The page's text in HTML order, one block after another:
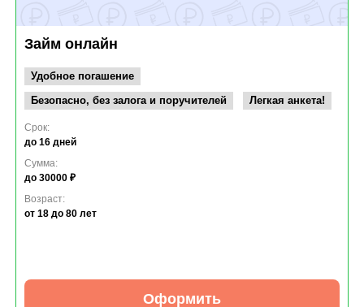
Займ онлайн
Удобное погашение
Безопасно, без залога и поручителей
Легкая анкета!
Срок:
до 16 дней
Сумма:
до 30000 ₽
Возраст:
от 18 до 80 лет
Оформить